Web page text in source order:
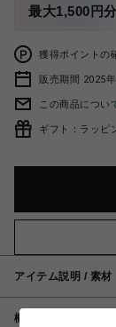
最大1,500円
獲得ポイントの
販売期間 2025
この商品につい
ギフト：ラッピ
アイテム説明 / 素材
概要